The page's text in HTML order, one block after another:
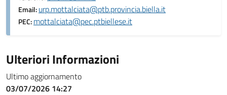
Email:urp.mottalciata@ptb.provincia.biella.it
PEC:mottalciata@pec.ptbiellese.it
Ulteriori Informazioni
Ultimo aggiornamento
03/07/2026 14:27